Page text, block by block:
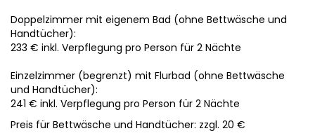
Doppelzimmer mit eigenem Bad (ohne Bettwäsche und
Handtücher):
233 € inkl. Verpflegung pro Person für 2 Nächte
Einzelzimmer (begrenzt) mit Flurbad (ohne Bettwäsche
und Handtücher):
241 € inkl. Verpflegung pro Person für 2 Nächte
Preis für Bettwäsche und Handtücher: zzgl. 20 €